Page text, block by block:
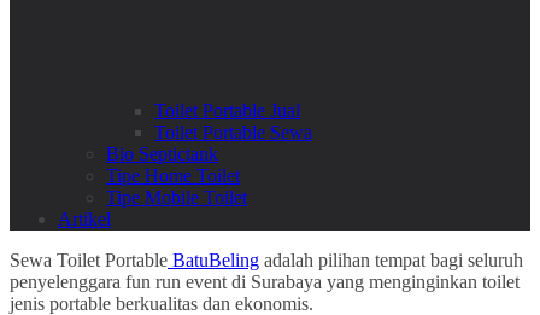
Toilet Portable Jual
Toilet Portable Sewa
Bio Septictank
Tipe Home Toilet
Tipe Mobile Toilet
Artikel
Sewa Toilet Portable BatuBeling adalah pilihan tempat bagi seluruh
penyelenggara fun run event di Surabaya yang menginginkan toilet
jenis portable berkualitas dan ekonomis.